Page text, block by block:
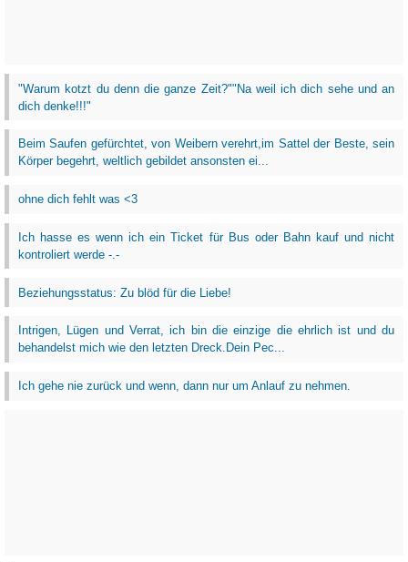
"Warum kotzt du denn die ganze Zeit?""Na weil ich dich sehe und an
dich denke!!!"
Beim Saufen gefürchtet, von Weibern verehrt,im Sattel der Beste, sein
Körper begehrt, weltlich gebildet ansonsten ei...
ohne dich fehlt was <3
Ich hasse es wenn ich ein Ticket für Bus oder Bahn kauf und nicht
kontroliert werde -.-
Beziehungsstatus: Zu blöd für die Liebe!
Intrigen, Lügen und Verrat, ich bin die einzige die ehrlich ist und du
behandelst mich wie den letzten Dreck.Dein Pec...
Ich gehe nie zurück und wenn, dann nur um Anlauf zu nehmen.